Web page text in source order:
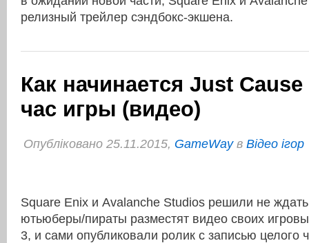
релизный трейлер сэндбокс-экшена.
Как начинается Just
час игры (видео)
Опубліковано 25.11.2015, GameWayв Відео ігор
Square Enix и Avalanche Studios решили не
ютьюберы/пираты разместят видео своих
3, и сами опубликовали ролик с записью целого